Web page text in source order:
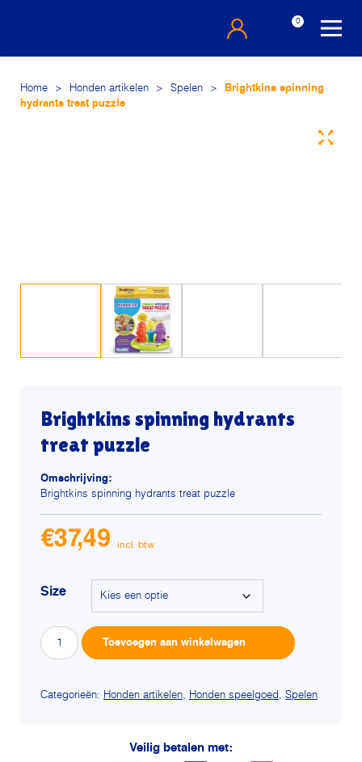
0
Home > Honden artikelen > Spelen >
Brightkins spinning
hydrants treat puzzle
Brightkins spinning hydrants
treat puzzle
Omschrijving:
Brightkins spinning hydrants treat puzzle
€37,49
Size
Brightkins
spinning
puzzle
Toevoegen aan winkelwagen
Categorieën: Honden artikelen, Honden speelgoed, Spelen
Veilig betalen met: